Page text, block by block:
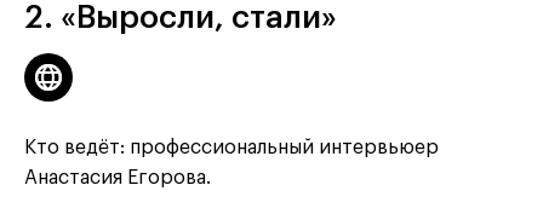
2. «Выросли, стали»
Кто ведёт: профессиональный интервьюер
Анастасия Егорова.